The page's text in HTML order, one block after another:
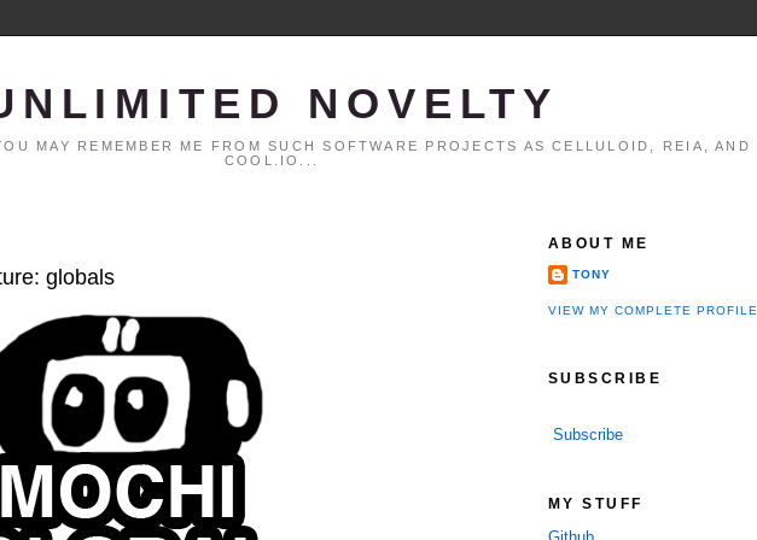
NOVELTY
MAY REMEMBER ME FROM SUCH SOFTWARE PROJECTS AS CELLULOID, REIA, AND
COOL.IO...
globals
ABOUT ME
TONY
VIEW MY COMPLETE PROFILE
SUBSCRIBE
Subscribe
MY STUFF